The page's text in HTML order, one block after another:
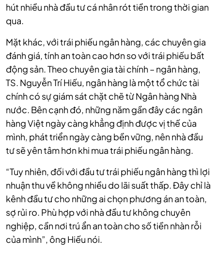
hút nhiều nhà đầu tư cá nhân rót tiền trong thời gian
qua.
Mặt khác, với trái phiếu ngân hàng, các chuyên gia
đánh giá, tính an toàn cao hơn so với trái phiếu bất
động sản. Theo chuyên gia tài chính – ngân hàng,
TS. Nguyễn Trí Hiếu, ngân hàng là một tổ chức tài
chính có sự giám sát chặt chẽ từ Ngân hàng Nhà
nước. Bên cạnh đó, những năm gần đây các ngân
hàng Việt ngày càng khẳng định được vị thế của
mình, phát triển ngày càng bền vững, nên nhà đầu
tư sẽ yên tâm hơn khi mua trái phiếu ngân hàng.
“Tuy nhiên, đối với đầu tư trái phiếu ngân hàng thì lợi
nhuận thu về không nhiều do lãi suất thấp. Đây chỉ là
kênh đầu tư cho những ai chọn phương án an toàn,
sợ rủi ro. Phù hợp với nhà đầu tư không chuyên
nghiệp, cần nơi trú ẩn an toàn cho số tiền nhàn rỗi
của mình”, ông Hiếu nói.